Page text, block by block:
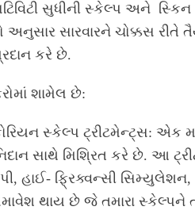
સુધીની સ્કેલ્પ અને
અનુસાર સારવારને ચોક્કસ
કરે છે.
શામેલ છે:
કોરિયન સ્કેલ્પ ટ્રીટમેન્ટ્સ:
સાથે મિશ્રિત કરે છે. આ
હાઈ- ફ્રિક્વન્સી
થાય છે જે તમારા